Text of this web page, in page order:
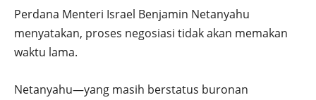
Perdana Menteri Israel Benjamin Netanyahu
menyatakan, proses negosiasi tidak akan memakan
waktu lama.
Netanyahu—yang masih berstatus buronan